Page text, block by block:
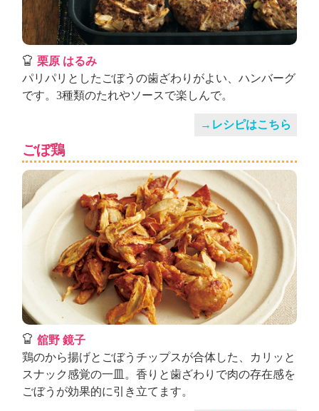
き
ょ
う
理
」
栗原 はるみ
パリパリとしたごぼうの歯ざわりがよい、ハンバーグ
です。3種類のたれやソースで楽しんで。
→レシピはこちら
ごぼ鶏
舘野 鏡子
鶏のから揚げとごぼうチップスが合体した、カリッと
スナック感覚の一皿。香りと歯ざわりで肉の存在感を
ごぼうが効果的に引き立てます。